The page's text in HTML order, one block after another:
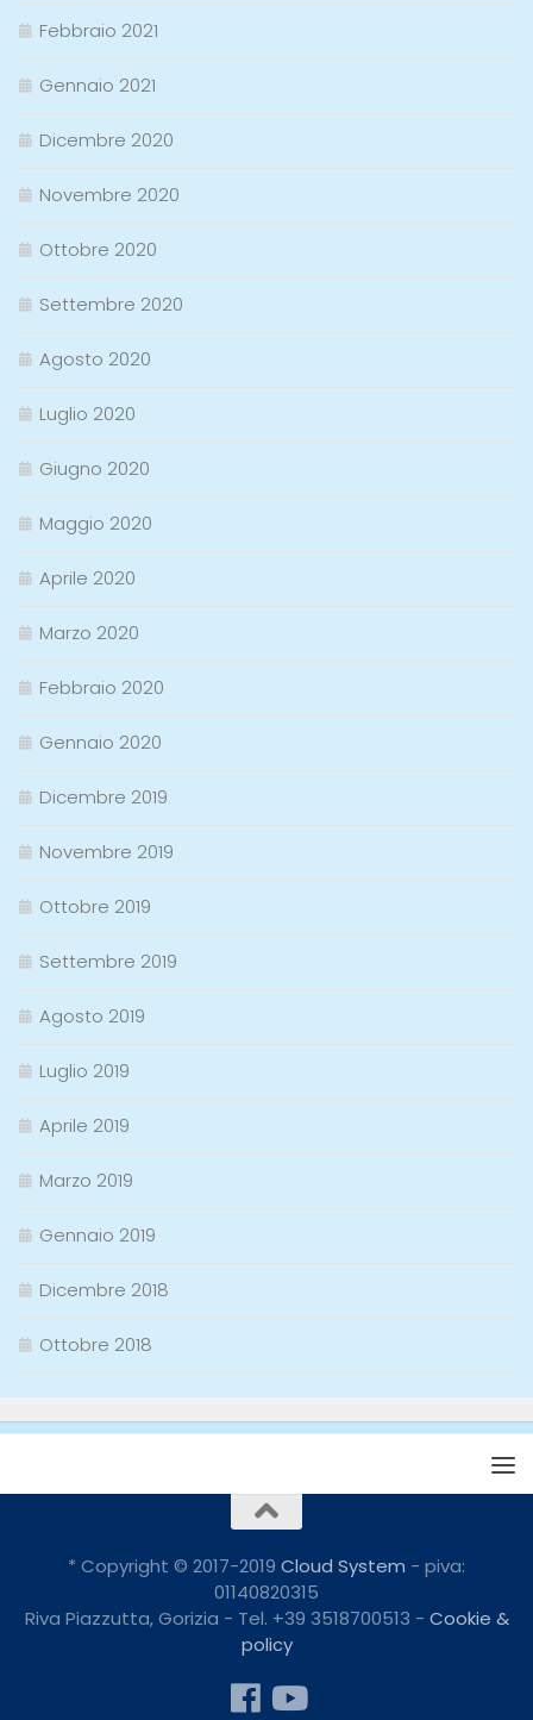
Febbraio 2021
Gennaio 2021
Dicembre 2020
Novembre 2020
Ottobre 2020
Settembre 2020
Agosto 2020
Luglio 2020
Giugno 2020
Maggio 2020
Aprile 2020
Marzo 2020
Febbraio 2020
Gennaio 2020
Dicembre 2019
Novembre 2019
Ottobre 2019
Settembre 2019
Agosto 2019
Luglio 2019
Aprile 2019
Marzo 2019
Gennaio 2019
Dicembre 2018
Ottobre 2018
* Copyright © 2017-2019 Cloud System - piva:
01140820315
Riva Piazzutta, Gorizia - Tel. +39 3518700513 - Cookie &
policy